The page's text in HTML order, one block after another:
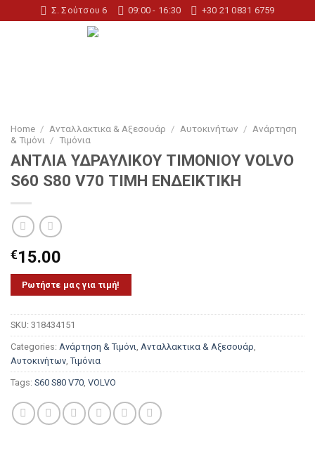
to
Σ. Σούτσου 6 09:00 - 16:30 +30 21 0831 6759
Home / Ανταλλακτικα & Αξεσουάρ / Αυτοκινήτων / Ανάρτηση
& Τιμόνι
/ Τιμόνια
ΑΝΤΛΙΑ ΥΔΡΑΥΛΙΚΟΥ ΤΙΜΟΝΙΟΥ VOLVO
S60 S80 V70 ΤΙΜΗ ΕΝΔΕΙΚΤΙΚΗ
€15.00
Ρωτήστε μας για τιμή!
SKU: 318434151
Categories: Ανάρτηση & Τιμόνι Ανταλλακτικα & Αξεσουάρ
Αυτοκινήτων Τιμόνια
Tags: S60 S80 V70 VOLVO